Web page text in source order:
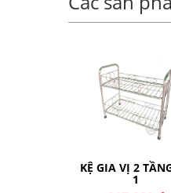
KỆ GÓC 2 TẦNG